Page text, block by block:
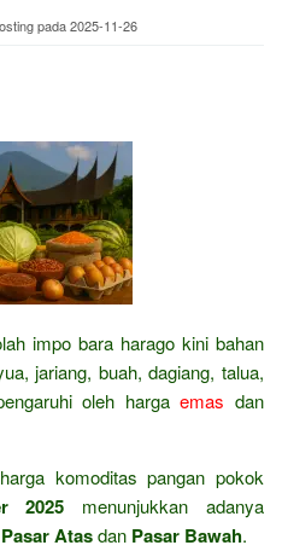
pada2025-11-26
impo bara harago kini bahan
jariang, buah, dagiang, talua,
oleh hargaemas dan
harga komoditas pangan pokok
2025 menunjukkan adanya
Pasar Atasdan Pasar Bawah.